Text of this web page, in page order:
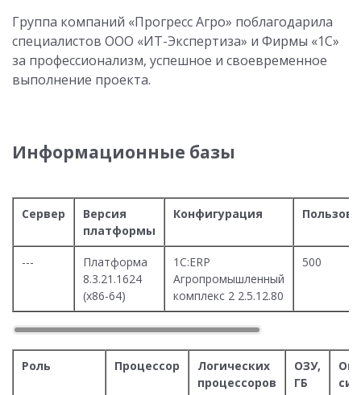
Группа компаний «Прогресс Агро» поблагодарила
специалистов ООО «ИТ-Экспертиза» и Фирмы «1С»
за профессионализм, успешное и своевременное
выполнение проекта.
Информационные базы
Сервер
Версия
платформы
Конфигурация
---
Платформа
8.3.21.1624
(x86-64)
1С:ERP
Агропромышленный
комплекс 2 2.5.12.80
500
Роль Процессор
Логических
процессоров
ОЗУ,
ГБ